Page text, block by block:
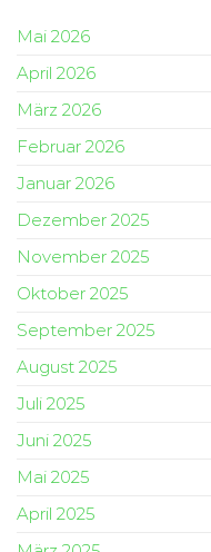
Mai 2026
April 2026
März 2026
Februar 2026
Januar 2026
Dezember 2025
November 2025
Oktober 2025
September 2025
August 2025
Juli 2025
Juni 2025
Mai 2025
April 2025